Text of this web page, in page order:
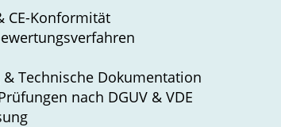
CE-Konformität
Technische ­Dokumentation
nach DGUV & VDE